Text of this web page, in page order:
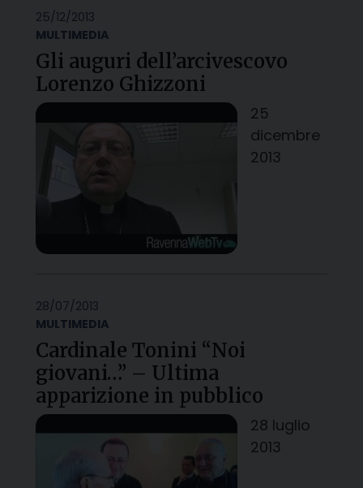
25/12/2013
MULTIMEDIA
Gli auguri dell’arcivescovo
Lorenzo Ghizzoni
25
dicembre
2013
28/07/2013
MULTIMEDIA
Cardinale Tonini “Noi
giovani…” – Ultima
apparizione in pubblico
28 luglio
2013